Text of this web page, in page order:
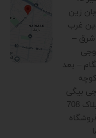
زین
غرب
شرق –
– بعد
بیگی
– پلاک 708